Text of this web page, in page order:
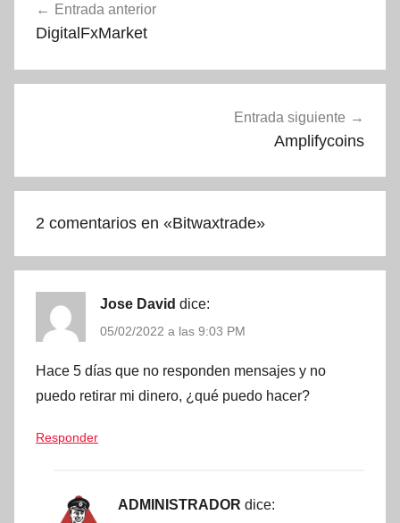
de
Entrada anterior
DigitalFxMarket
Entrada siguiente
Amplifycoins
2 comentarios en «Bitwaxtrade»
Jose David dice:
05/02/2022 a las 9:03 PM
Hace 5 días que no responden mensajes y no
puedo retirar mi dinero, ¿qué puedo hacer?
Responder
ADMINISTRADOR dice: